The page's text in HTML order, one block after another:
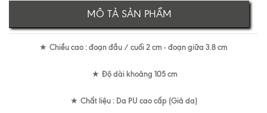
MÔ TẢ SẢN PHẨM
★ Chiều cao : đoạn đầu / cuối 2 cm - đoạn giữa 3.8 cm
★ Độ dài khoảng 105 cm
★ Chất liệu : Da PU cao cấp (Giả da)